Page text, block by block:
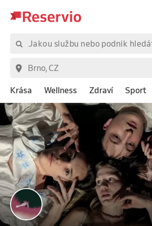
Krása Wellness Zdraví Sport